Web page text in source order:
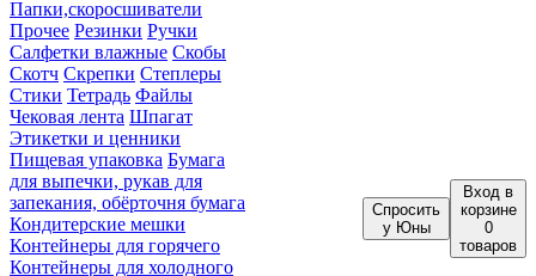
Папки,скоросшиватели
Прочее Резинки Ручки
Салфетки влажные Скобы
Скотч Скрепки Степлеры
Стики Тетрадь Файлы
Чековая лента Шпагат
Этикетки и ценники
Пищевая упаковка Бумага
для выпечки, рукав для
запекания, обёрточня бумага
Кондитерские мешки
Контейнеры для горячего
Контейнеры для холодного
Спросить
у Юны
Вход в
корзине
0
товаров